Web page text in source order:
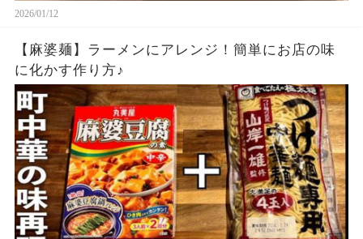
2026/01/12
【麻婆麺】ラーメンにアレンジ！簡単にお店の味
に化かす作り方♪